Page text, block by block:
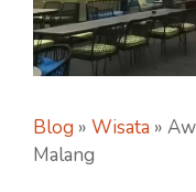
Blog » Wisata »
Malang